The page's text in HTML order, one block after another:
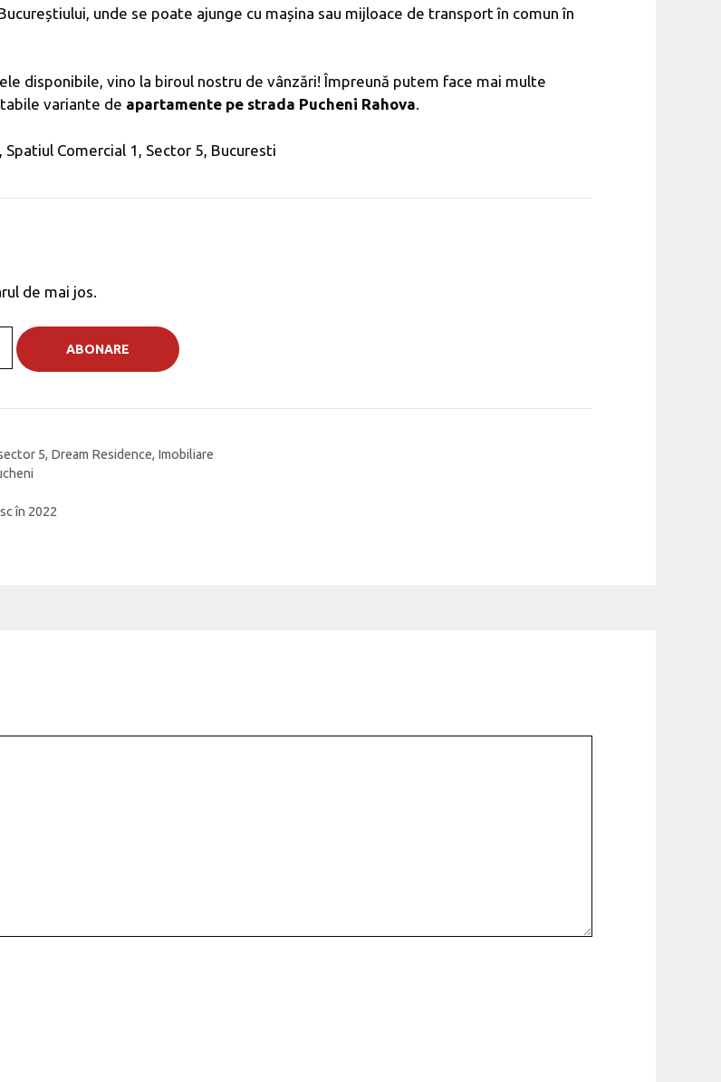
unde se poate ajunge cu mașina sau mijloace de transport în comun în
disponibile, vino la biroul nostru de vânzări! Împreună putem face mai multe
variante de apartamente pe strada Pucheni Rahova.
Spatiul Comercial 1, Sector 5, Bucuresti
de mai jos.
5, Dream Residence, Imobiliare
în 2022